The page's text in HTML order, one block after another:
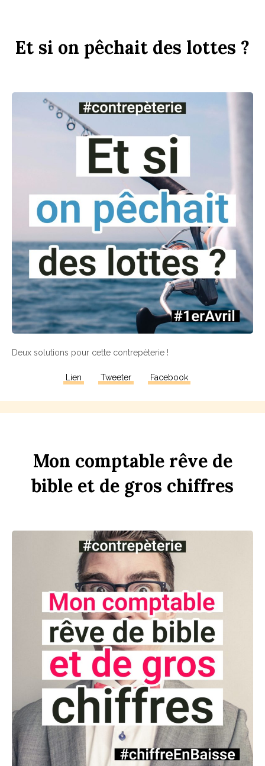
Et si on pêchait des lottes ?
Deux solutions pour cette contrepèterie !
Lien Tweeter Facebook
Mon comptable rêve de
bible et de gros chiffres